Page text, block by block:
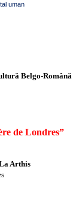
uman
Belgo-Română
de Londres”
Arthis